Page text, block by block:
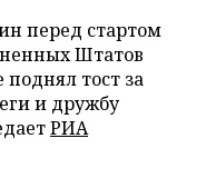
перед стартом
Штатов
тост за
и дружбу
РИА